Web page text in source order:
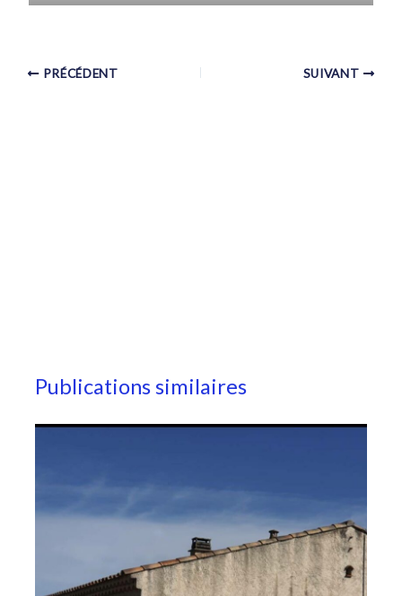
PRÉCÉDENT SUIVANT
Publications similaires